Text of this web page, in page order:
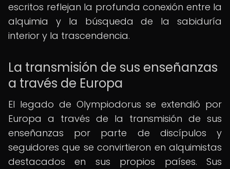
escritos reflejan la profunda conexión entre la
alquimia y la búsqueda de la sabiduría
interior y la trascendencia.
La transmisión de sus enseñanzas
a través de Europa
El legado de Olympiodorus se extendió por
Europa a través de la transmisión de sus
enseñanzas por parte de discípulos y
seguidores que se convirtieron en alquimistas
destacados en sus propios países. Sus